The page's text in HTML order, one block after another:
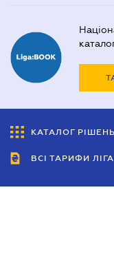
КАТАЛОГ РІШЕНЬ
ВСІ ТАРИФИ